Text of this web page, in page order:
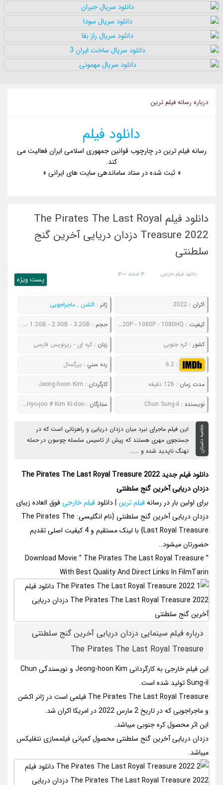
درباره رسانه فيلم ترين
دانلود فیلم
رسانه فیلم ترین در چارچوب قوانین جمهوری اسلامی ایران فعالیت می
کند.
« ثبت شده در ستاد ساماندهی سایت های ایرانی »
دانلود فیلم The Pirates The Last Royal
Treasure 2022 دزدان دریایی آخرین گنج
سلطنتی
دانلود فیلم خارجی ۱۴ اسفند ۱۴۰۰
پست ويژه
اکران :2022 ژانر : اکشن , ماجراجویی
کيفيت : 480P - 720P - 1080P - 1080HQ حجم : 843MB - 1.2GB - 2.3GB - 3.2GB
کشور :کره جنوبی زبان : کره ای - زیرنویس فارسی
:
6.2 رده سني : بزرگسال
مدت زمان : 126 دقیقه کارگردان : Jeong-hoon Kim
نويسنده : Chun Sung-il ستارگان : Kang Ha-Neul # Jason Her # Han Hyo-joo # Kim Ki-doo
خلاصه داستان
این فیلم ماجرای نبرد میان دزدان دریایی و راهزنانی است که در
جستجوی مهری هستند که پیش از تاسیس سلسله چوسون در حمله
نهنگ ناپدید شده و ......
دانلود فیلم جدید The Pirates The Last Royal Treasure 2022
دزدان دریایی آخرین گنج سلطنتی
برای اولین بار در رسانهفیلم ترین | دانلودفیلم خارجیفوق العاده زیبای
دزدان دریایی آخرین گنج سلطنتی {نام انگلیسی: The Pirates The
Last Royal Treasure} با لینک مستقیم و 4 کیفیت اصلی تقدیم
حضورتان میشود..
Download Movie ” The Pirates The Last Royal Treasure ”
With Best Quality And Direct Links In FilmTarin
درباره فیلم سینمایی دزدان دریایی آخرین گنج سلطنتی
The Pirates The Last Royal Treasure
این فیلم خارجی به کارگردانی Jeong-hoon Kim و نویسندگی Chun
Sung-il تولید شده است.
The Pirates The Last Royal Treasure فیلمی است در ژانر اکشن
و ماجراجویی که در تاریخ 2 مارس 2022 در امریکا اکران شد.
این اثر محصول کره جنوبی میباشد.
دزدان دریایی آخرین گنج سلطنتی محصول کمپانی فیلمسازی نتفلیکس
میباشد.